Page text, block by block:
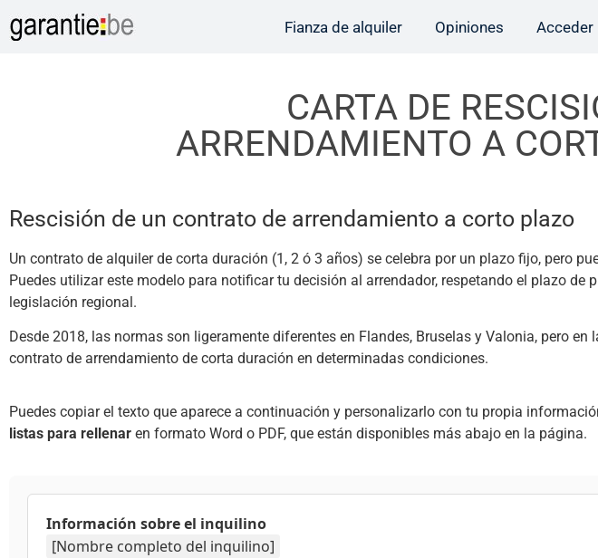
Fianza de alquiler Opiniones Acceder
CARTA DE
ARRENDAMIENTO A
Rescisión de un contrato de arrendamiento a corto plazo
Un contrato de alquiler de corta duración (1, 2 ó 3 años) se celebra por un plazo fijo, pero
Puedes utilizar este modelo para notificar tu decisión al arrendador, respetando el plazo de
legislación regional.
Desde 2018, las normas son ligeramente diferentes en Flandes, Bruselas y Valonia, pero
contrato de arrendamiento de corta duración en determinadas condiciones.
Puedes copiar el texto que aparece a continuación y personalizarlo con tu propia
listas para rellenar en formato Word o PDF, que están disponibles más abajo en la página.
Información sobre el inquilino
[Nombre completo del inquilino]